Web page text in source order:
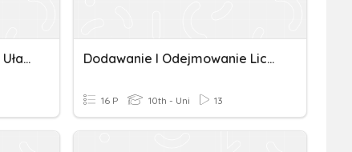
Dodawanie I Odejmowanie Ułamków Dziesiętnych Dodawanie I Odejmowanie Liczb Dodatnich Kl.6
16 P 10th - Uni 13